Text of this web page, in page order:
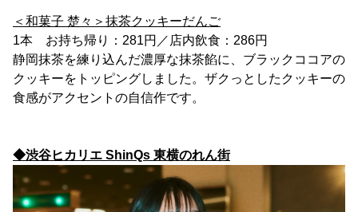
＜和菓子 楚々＞抹茶クッキーだんご
1本 お持ち帰り：281円／店内飲食：286円
静岡抹茶を練り込んだ濃厚な抹茶餡に、ブラックココアの
クッキーをトッピングしました。ザクっとしたクッキーの
食感がアクセントの自信作です。
◆渋谷ヒカリエ ShinQs 東横のれん街